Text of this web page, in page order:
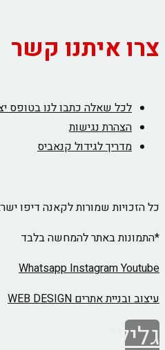
צרו איתנו קשר
לכל שאלה כתבו לנו בטופס
הצהרת נגישות
מדריך לגידול קנאביס
כל הזכויות שמורות לקאנה דיפו ישראל
*התמונות באתר להמחשה בלבד
Whatsapp InstagramYoutube
עיצוב ובניית אתרים WEB DESIGN
גלילה